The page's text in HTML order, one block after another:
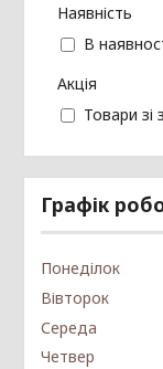
Наявність
В
Акція
Товари зі
Графік
Понеділок
Вівторок
Середа
Четвер